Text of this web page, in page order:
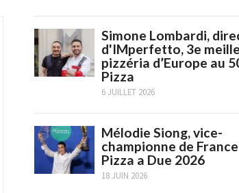
Simone Lombardi,
d'IMperfetto, 3e
pizzéria d’Europe au
Pizza
6 JUILLET 2026
Mélodie Siong, vice-
championne de
Pizza a Due 2026
18 JUIN 2026